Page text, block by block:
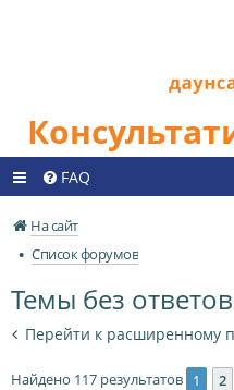
FAQ
На сайт
Список форумов
Темы без ответов
Перейти к расширенному
Найдено 117 результатов 1 2